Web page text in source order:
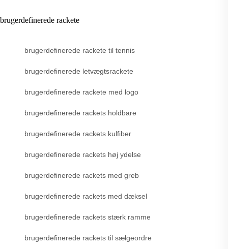
brugerdefinerede rackete
brugerdefinerede rackete til tennis
brugerdefinerede letvægtsrackete
brugerdefinerede rackete med logo
brugerdefinerede rackets holdbare
brugerdefinerede rackets kulfiber
brugerdefinerede rackets høj ydelse
brugerdefinerede rackets med greb
brugerdefinerede rackets med dæksel
brugerdefinerede rackets stærk ramme
brugerdefinerede rackets til sælgeordre